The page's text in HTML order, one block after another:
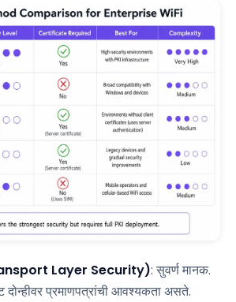
Layer Security): सुवर्ण मानक.
दोन्हीवर प्रमाणपत्रांची आवश्यकता असते.